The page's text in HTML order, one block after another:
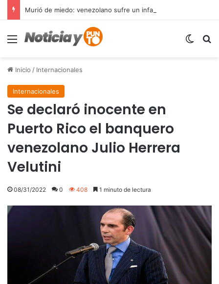
Menú
Inicio / Internacionales
Internacionales
Se declaró inocente en
Puerto Rico el banquero
venezolano Julio Herrera
Velutini
08/31/2022 0 408 1 minuto de lectura